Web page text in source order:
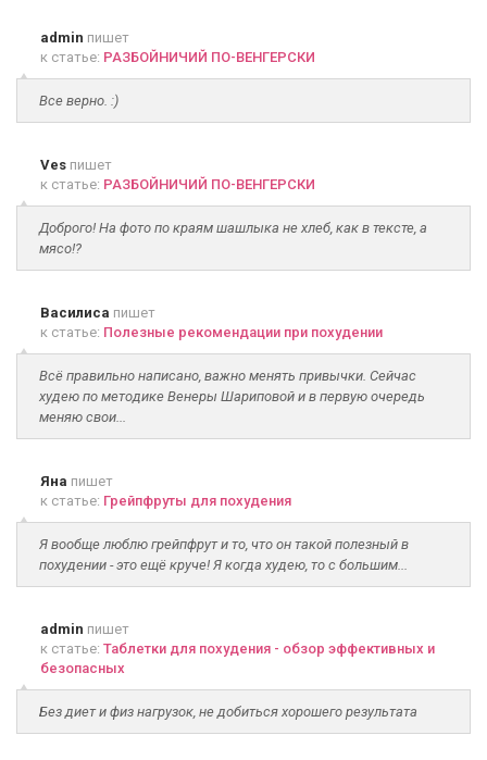
admin пишет
к статье: РАЗБОЙНИЧИЙ ПО-ВЕНГЕРСКИ
Все верно. :)
Ves пишет
к статье: РАЗБОЙНИЧИЙ ПО-ВЕНГЕРСКИ
Доброго! На фото по краям шашлыка не хлеб, как в тексте, а
мясо!?
Василиса пишет
к статье: Полезные рекомендации при похудении
Всё правильно написано, важно менять привычки. Сейчас
худею по методике Венеры Шариповой и в первую очередь
меняю свои...
Яна пишет
к статье: Грейпфруты для похудения
Я вообще люблю грейпфрут и то, что он такой полезный в
похудении - это ещё круче! Я когда худею, то с большим...
admin пишет
к статье: Таблетки для похудения - обзор эффективных и
безопасных
Без диет и физ нагрузок, не добиться хорошего результата